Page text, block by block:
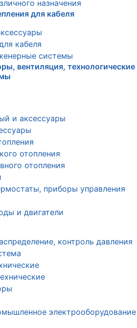
назначения
для кабеля
кабеля
системы
вентиляция, технологические
и аксессуары
отопления
отопления
приборы управления
и двигатели
контроль давления
электрооборудование